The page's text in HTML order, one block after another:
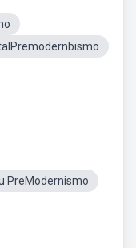
PreModernismo